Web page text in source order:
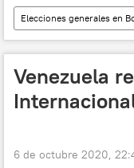
Elecciones generales en
Luis Arce
Venezuela
6 de octubre 2020,